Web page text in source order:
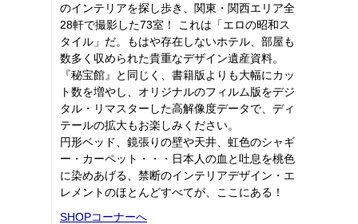
のインテリアを探し歩き、関東・関西エリア全
28軒で撮影した73室！ これは「エロの昭和ス
タイル」だ。もはや存在しないホテル、部屋も
数多く収められた貴重なデザイン遺産資料。
『秘宝館』と同じく、書籍版よりも大幅にカッ
ト数を増やし、オリジナルのフィルム版をデジ
タル・リマスターした高解像度データで、ディ
テールの拡大もお楽しみください。
円形ベッド、鏡張りの壁や天井、虹色のシャギ
ー・カーペット・・・日本人の血と吐息を桃色
に染めあげる、禁断のインテリアデザイン・エ
レメントのほとんどすべてが、ここにある！
SHOPコーナーへ